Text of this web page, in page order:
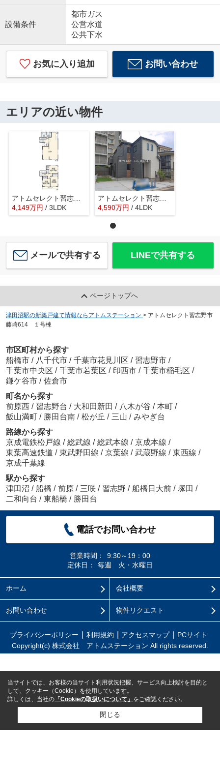
設備条件
都市ガス
公営水道
公共下水
お気に入り追加 お問い合わせ
エリアの近い物件
アトムセレクト習志野市袖ケ浦6丁目中古戸建て
4,149万円 / 3LDK
アトムセレクト習志野市東習志野3丁目176番A号棟
4,590万円 / 4LDK
メールで共有する LINEで共有する
ページトップへ
津田沼駅の新築戸建て情報ならアトムステーション > アトムセレクト習志野市
藤崎614 １号棟
市区町村から探す
船橋市 / 八千代市 / 千葉市花見川区 / 習志野市 /
千葉市中央区 / 千葉市若葉区 / 印西市 / 千葉市稲毛区 /
鎌ケ谷市 / 佐倉市
町名から探す
前原西 / 習志野台 / 大和田新田 / 八木が谷 / 本町 /
飯山満町 / 勝田台南 / 松が丘 / 三山 / みやぎ台
路線から探す
京成電鉄松戸線 / 総武線 / 総武本線 / 京成本線 /
東葉高速鉄道 / 東武野田線 / 京葉線 / 武蔵野線 / 東西線 /
京成千葉線
駅から探す
津田沼 / 船橋 / 前原 / 三咲 / 習志野 / 船橋日大前 / 塚田 /
二和向台 / 東船橋 / 勝田台
電話でお問い合わせ
営業時間：
9:30～19：00
定休日：
毎週 火・水曜日
ホーム 会社概要
お問い合わせ 物件リクエスト
プライバシーポリシー 利用規約 アクセスマップ
PCサイト
Copyright(c) 株式会社 アトムステーション All rights reserved.
当サイトでは、お客様の当サイト利用状況把握、サービス向上検討を目的と
して、クッキー（Cookie）を使用しています。
詳しくは、当社の 「Cookieの取扱いについて」 をご確認ください。
閉じる